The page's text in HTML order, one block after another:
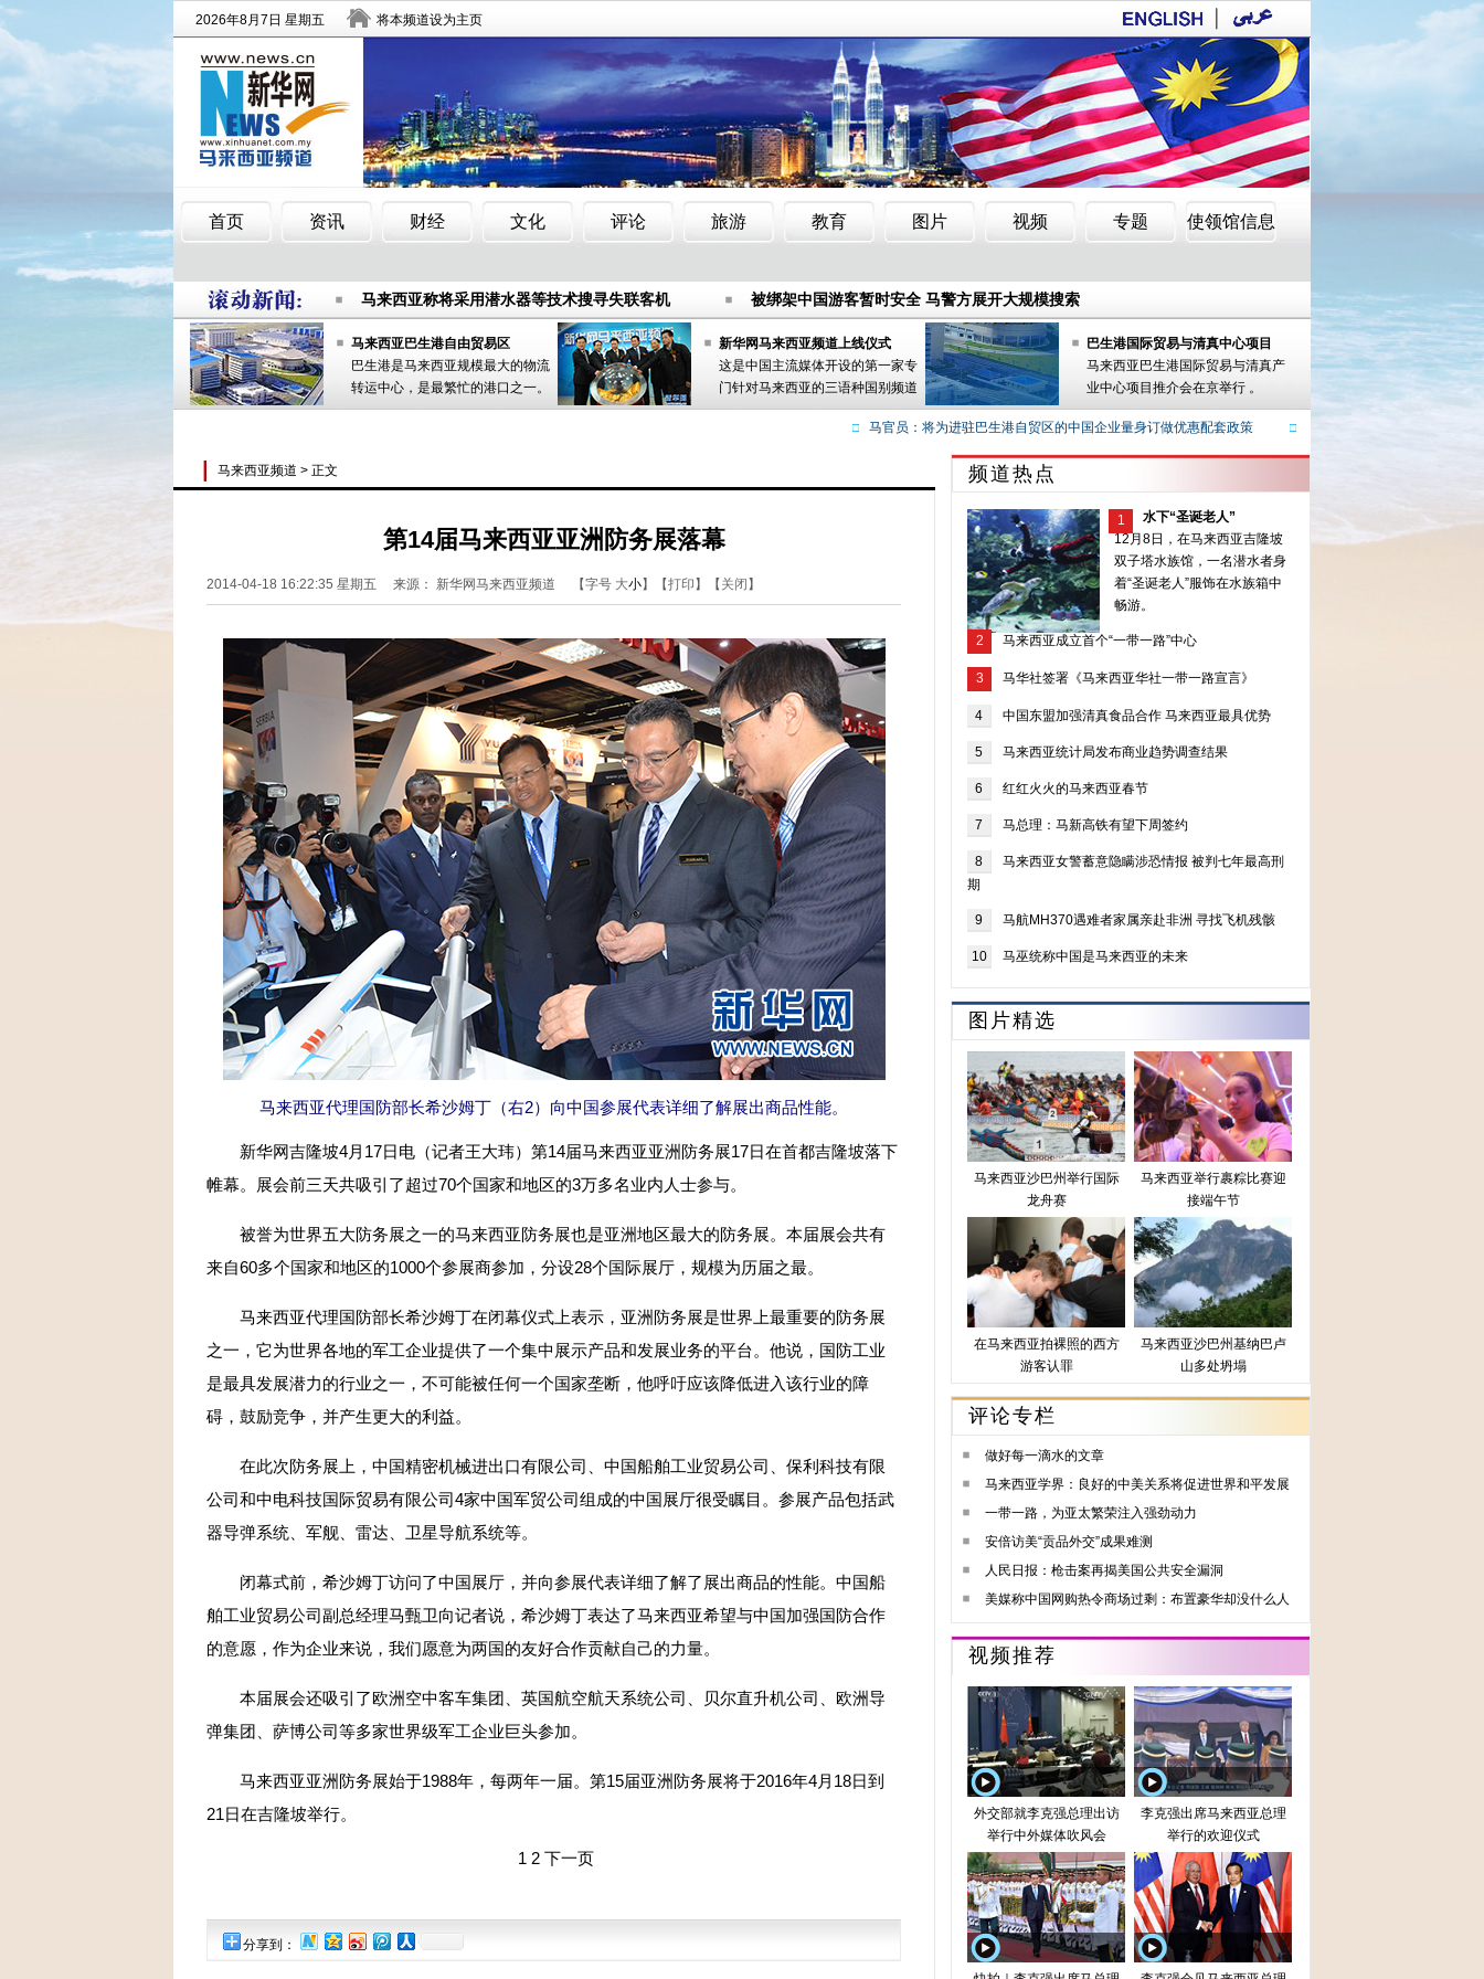
综合消息：中国加强海空协同 澳方誓言全力搜寻 中马建交40年：抹不去的郑和形象与华人作用
沪女游客在马被劫还原：劫匪划船1分钟劫走人 马警方证实上海游客被绑架案绑匪有6人
综合消息：中国加强海空协同 澳方誓言全力搜寻 中马建交40年：抹不去的郑和形象与华人作用
马来西亚称将采用潜水器等技术搜寻失联客机 被绑架中国游客暂时安全 马警方展开大规模搜索
沪女游客在马被劫还原：劫匪划船1分钟劫走人 马警方证实上海游客被绑架案绑匪有6人
马来西亚巴生港自由贸易区
巴生港是马来西亚规模最大的物流
转运中心，是最繁忙的港口之一。
新华网马来西亚频道上线仪式
这是中国主流媒体开设的第一家专
门针对马来西亚的三语种国别频道
巴生港国际贸易与清真中心项目
马来西亚巴生港国际贸易与清真产
业中心项目推介会在京举行 。
马官员：将为进驻巴生港自贸区的中国企业量身订做优惠配套政策 马来西亚贸工部副部长视察巴生
马来西亚频道 > 正文
第14届马来西亚亚洲防务展落幕
2014-04-18 16:22:35 星期五 来源： 新华网马来西亚频道 【字号 大小】【打印 】【 关闭 】
马来西亚代理国防部长希沙姆丁（右2）向中国参展代表详细了解展出商品性能。
新华网吉隆坡4月17日电（记者王大玮）第14届马来西亚亚洲防务展17日在首都吉隆坡落下
帷幕。展会前三天共吸引了超过70个国家和地区的3万多名业内人士参与。
被誉为世界五大防务展之一的马来西亚防务展也是亚洲地区最大的防务展。本届展会共有
来自60多个国家和地区的1000个参展商参加，分设28个国际展厅，规模为历届之最。
马来西亚代理国防部长希沙姆丁在闭幕仪式上表示，亚洲防务展是世界上最重要的防务展
之一，它为世界各地的军工企业提供了一个集中展示产品和发展业务的平台。他说，国防工业
是最具发展潜力的行业之一，不可能被任何一个国家垄断，他呼吁应该降低进入该行业的障
碍，鼓励竞争，并产生更大的利益。
在此次防务展上，中国精密机械进出口有限公司、中国船舶工业贸易公司、保利科技有限
公司和中电科技国际贸易有限公司4家中国军贸公司组成的中国展厅很受瞩目。参展产品包括武
器导弹系统、军舰、雷达、卫星导航系统等。
闭幕式前，希沙姆丁访问了中国展厅，并向参展代表详细了解了展出商品的性能。中国船
舶工业贸易公司副总经理马甄卫向记者说，希沙姆丁表达了马来西亚希望与中国加强国防合作
的意愿，作为企业来说，我们愿意为两国的友好合作贡献自己的力量。
本届展会还吸引了欧洲空中客车集团、英国航空航天系统公司、贝尔直升机公司、欧洲导
弹集团、萨博公司等多家世界级军工企业巨头参加。
马来西亚亚洲防务展始于1988年，每两年一届。第15届亚洲防务展将于2016年4月18日到
21日在吉隆坡举行。
1 2 下一页
分享到：